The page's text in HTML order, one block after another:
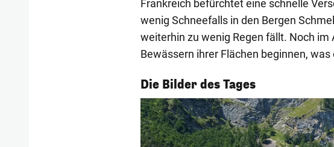
Frankreich befürchtet eine schnelle
wenig Schneefalls in den Bergen
weiterhin zu wenig Regen fällt. Noch
Bewässern ihrer Flächen beginnen,
Die Bilder des Tages
1/55